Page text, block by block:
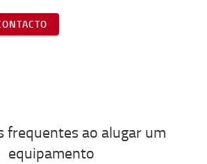
frequentes ao alugar um
equipamento